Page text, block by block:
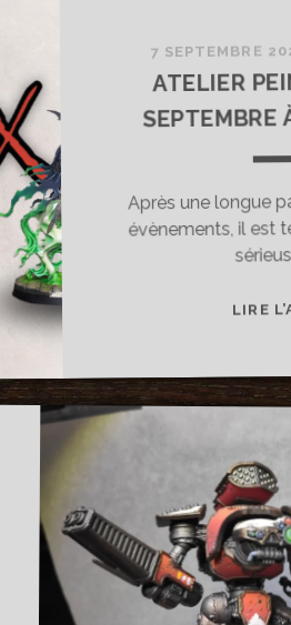
7 SEPTEMBRE
ATELIER
SEPTEMBRE
Après une longue
évènements, il est
LIRE